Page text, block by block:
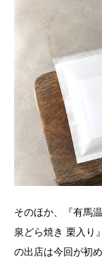
そのほか、『有馬
泉どら焼き 栗入り
の出店は今回が初